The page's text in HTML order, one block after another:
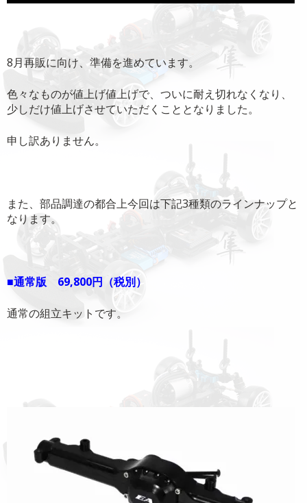
8月再販に向け、準備を進めています。
色々なものが値上げ値上げで、ついに耐え切れなくなり、
少しだけ値上げさせていただくこととなりました。
申し訳ありません。
また、部品調達の都合上今回は下記3種類のラインナップと
なります。
■通常版 69,800円（税別）
通常の組立キットです。